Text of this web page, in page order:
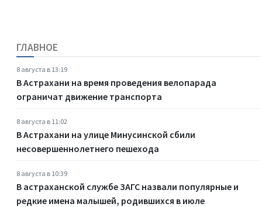
ГЛАВНОЕ
8 августа в 13:19
В Астрахани на время проведения велопарада
ограничат движение транспорта
8 августа в 11:02
В Астрахани на улице Минусинской сбили
несовершеннолетнего пешехода
8 августа в 10:39
В астраханской службе ЗАГС назвали популярные и
редкие имена малышей, родившихся в июле